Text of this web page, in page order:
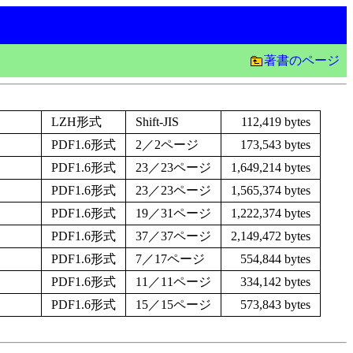
著書のページ
LZH形式 Shift-JIS
112,419 bytes
PDF1.6形式 2／2ページ
173,543 bytes
PDF1.6形式 23／23ページ
1,649,214 bytes
PDF1.6形式 23／23ページ
1,565,374 bytes
PDF1.6形式 19／31ページ
1,222,374 bytes
PDF1.6形式 37／37ページ
2,149,472 bytes
PDF1.6形式 7／17ページ
554,844 bytes
PDF1.6形式 11／11ページ
334,142 bytes
PDF1.6形式 15／15ページ 573,843 bytes